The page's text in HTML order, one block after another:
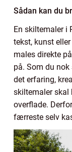
Sådan kan du
En skiltemaler
tekst, kunst
males direkte
på. Som du
det erfaring,
skiltemaler skal
overflade.
færreste selv